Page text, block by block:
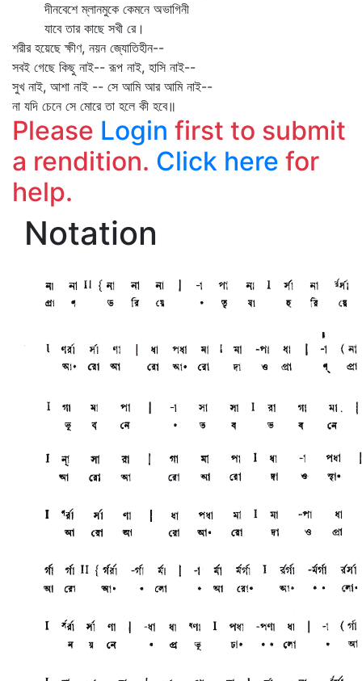
দীনবেশে ম্লানমুকে কেমনে অভাগিনী
যাবে তার কাছে সখী রে।
শরীর হয়েছে ক্ষীণ, নয়ন জ্যোতিহীন--
সবই গেছে কিছু নাই-- রূপ নাই, হাসি নাই--
সুখ নাই, আশা নাই -- সে আমি আর আমি নাই--
না যদি চেনে সে মোরে তা হলে কী হবে॥
Please Login first to submit
a rendition. Click here for
help.
Notation